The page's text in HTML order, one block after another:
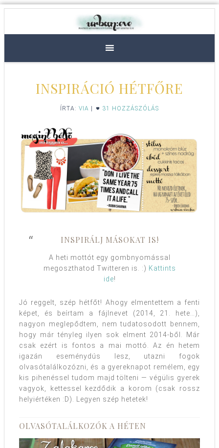
INSPIRÁCIÓ HÉTFŐRE
ÍRTA: VIA 31 HOZZÁSZÓLÁS
INSPIRÁLJ MÁSOKAT IS!
A heti mottót egy gombnyomással
megoszthatod Twitteren is. :) Kattints
ide!
Jó reggelt, szép hétfőt! Ahogy elmentettem a fenti
képet, és beírtam a fájlnevet (2014, 21. hete…),
nagyon meglepődtem, nem tudatosodott bennem,
hogy már tényleg ilyen sok elment 2014-ből. Már
csak ezért is fontos a mai mottó. Az én hetem
igazán eseménydús lesz, utazni fogok
olvasótalálkozózni, és a gyereknapot remélem, egy
kis pihenéssel tudom majd tölteni — végülis gyerek
vagyok, kettessel kezdődik a korom (csak rossz
helyiértéken :D). Legyen szép hetetek!
OLVASÓTALÁLKOZÓK A HÉTEN